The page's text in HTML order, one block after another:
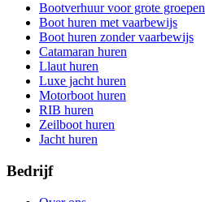
Bootverhuur voor grote groepen
Boot huren met vaarbewijs
Boot huren zonder vaarbewijs
Catamaran huren
Llaut huren
Luxe jacht huren
Motorboot huren
RIB huren
Zeilboot huren
Jacht huren
Bedrijf